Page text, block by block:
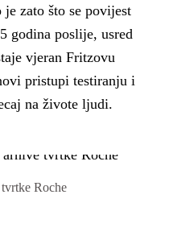
zato što se povijest
godina poslije, usred
vjeran Fritzovu
pristupi testiranju i
na živote ljudi.
Roche